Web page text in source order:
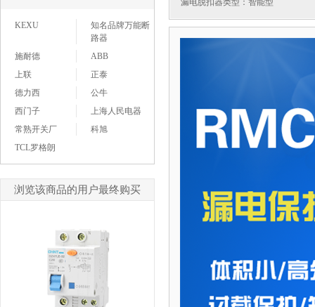
KEXU
知名品牌万能断
路器
施耐德
ABB
上联
正泰
德力西
公牛
西门子
上海人民电器
常熟开关厂
科旭
TCL罗格朗
浏览该商品的用户最终购买
漏电脱扣器类型：智能型